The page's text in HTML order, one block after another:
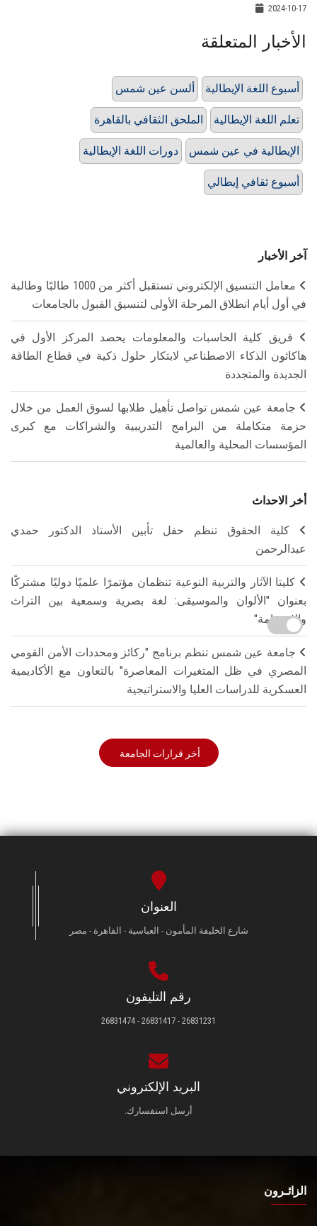
2024-10-17
الأخبار المتعلقة
ألسن عين شمس أسبوع اللغة الإيطالية
الملحق الثقافي بالقاهرة تعلم اللغة الإيطالية
دورات اللغة الإيطالية الإيطالية في عين شمس
أسبوع ثقافي إيطالي
آخر الأخبار
معامل التنسيق الإلكتروني تستقبل أكثر من 1000 طالبًا وطالبة
في أول أيام انطلاق المرحلة الأولى لتنسيق القبول بالجامعات
فريق كلية الحاسبات والمعلومات يحصد المركز الأول في
هاكاثون الذكاء الاصطناعي لابتكار حلول ذكية في قطاع الطاقة
الجديدة والمتجددة
جامعة عين شمس تواصل تأهيل طلابها لسوق العمل من خلال
حزمة متكاملة من البرامج التدريبية والشراكات مع كبرى
المؤسسات المحلية والعالمية
أخر الاحداث
كلية الحقوق تنظم حفل تأبين الأستاذ الدكتور حمدي
عبدالرحمن
كليتا الآثار والتربية النوعية تنظمان مؤتمرًا علميًا دوليًا مشتركًا
بعنوان "الألوان والموسيقى: لغة بصرية وسمعية بين التراث
والاستدامة"
جامعة عين شمس تنظم برنامج "ركائز ومحددات الأمن القومي
المصري في ظل المتغيرات المعاصرة" بالتعاون مع الأكاديمية
العسكرية للدراسات العليا والاستراتيجية
أخر قرارات الجامعة
العنوان
شارع الخليفة المأمون - العباسية - القاهرة - مصر
رقم التليفون
26831231 - 26831417 - 26831474
البريد الإلكتروني
أرسل استفسارك.
الزائـرون